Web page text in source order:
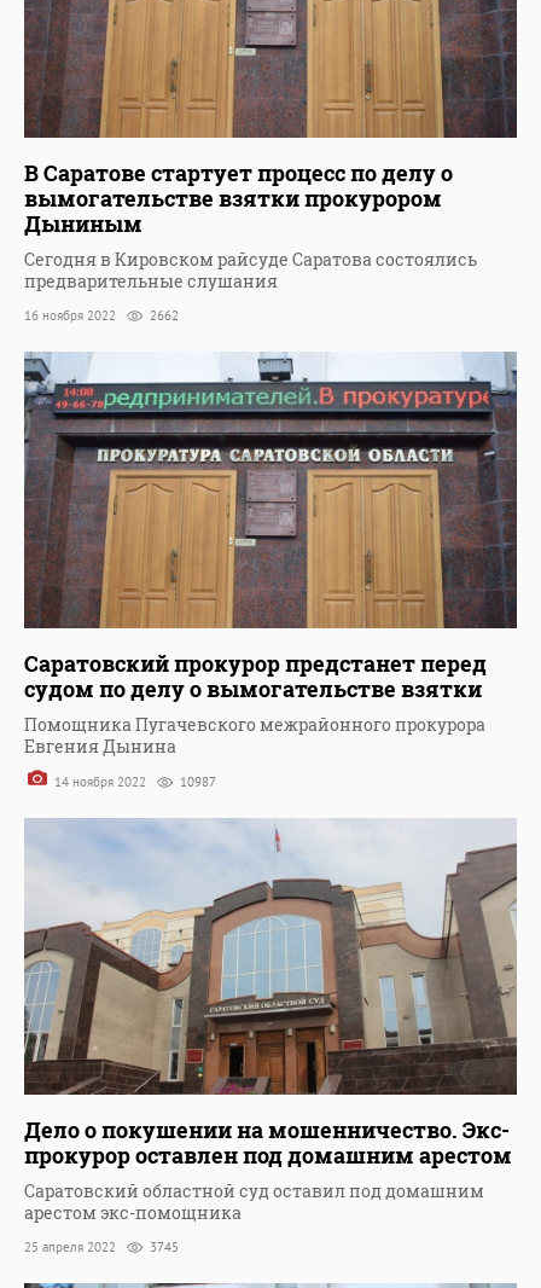
В Саратове стартует процесс по делу о
вымогательстве взятки прокурором
Дыниным
Сегодня в Кировском райсуде Саратова состоялись
предварительные слушания
16 ноября 2022 2662
Саратовский прокурор предстанет перед
судом по делу о вымогательстве взятки
Помощника Пугачевского межрайонного прокурора
Евгения Дынина
14 ноября 2022 10987
Дело о покушении на мошенничество. Экс-
прокурор оставлен под домашним арестом
Саратовский областной суд оставил под домашним
арестом экс-помощника
25 апреля 2022 3745